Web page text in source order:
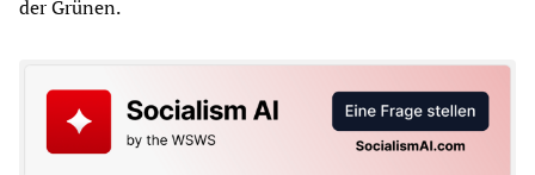
der Grünen.